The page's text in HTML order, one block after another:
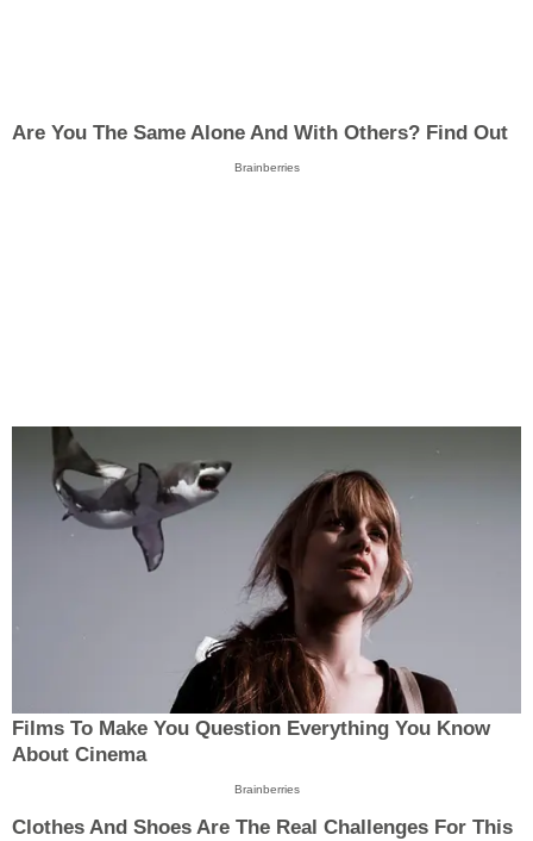
Are You The Same Alone And With Others? Find Out
Brainberries
Films To Make You Question Everything You Know
About Cinema
Brainberries
Clothes And Shoes Are The Real Challenges For This